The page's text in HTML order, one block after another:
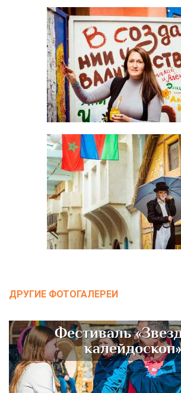
ДРУГИЕ ФОТОГАЛЕРЕИ
Фестиваль
калейдоскоп»